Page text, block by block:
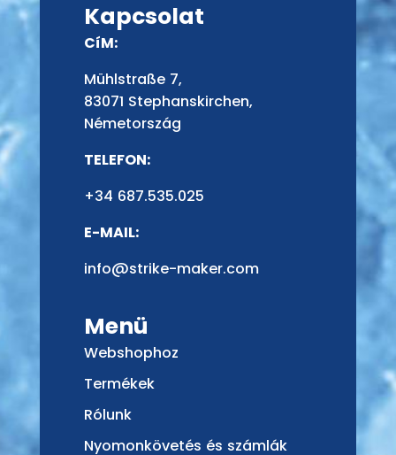
Kapcsolat
CíM:
Mühlstraße 7,
83071 Stephanskirchen,
Németország
TELEFON:
+34 687.535.025
E-MAIL:
info@strike-maker.com
Menü
Webshophoz
Termékek
Rólunk
Nyomonkövetés és számlák